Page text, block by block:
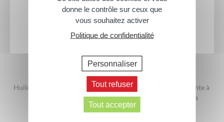
Huile de massage relaxante à
l’extrait de Tilleul
Huile lavante nourrissante à
l’extrait de calendula
donne le contrôle sur ceux que
vous souhaitez activer
Politique de confidentialité
Personnaliser
Tout refuser
Tout accepter